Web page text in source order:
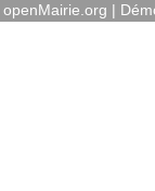
openMairie.org |